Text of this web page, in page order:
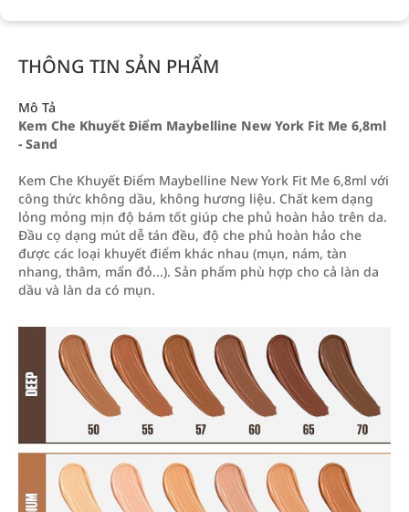
THÔNG TIN SẢN PHẨM
Mô Tả
Kem Che Khuyết Điểm Maybelline New York Fit Me 6,8ml
- Sand
Kem Che Khuyết Điểm Maybelline New York Fit Me 6,8ml với
công thức không dầu, không hương liệu. Chất kem dạng
lỏng mỏng mịn độ bám tốt giúp che phủ hoàn hảo trên da.
Đầu cọ dạng mút dễ tán đều, độ che phủ hoàn hảo che
được các loại khuyết điểm khác nhau (mụn, nám, tàn
nhang, thâm, mẩn đỏ...). Sản phẩm phù hợp cho cả làn da
dầu và làn da có mụn.